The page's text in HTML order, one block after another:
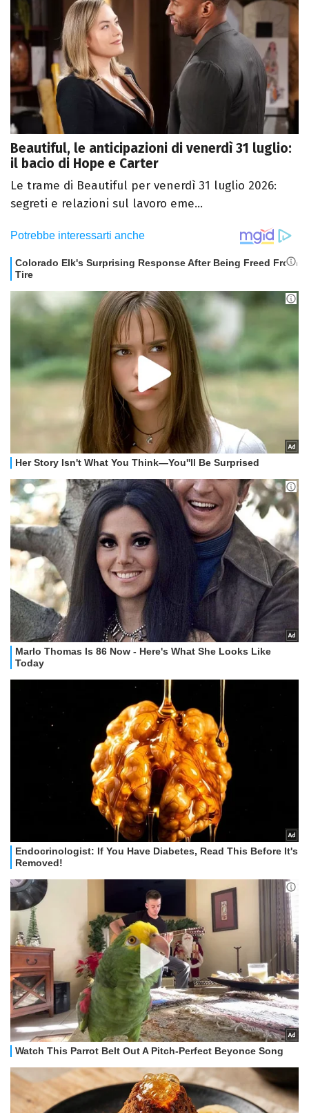
Beautiful, le anticipazioni di venerdì 31 luglio:
il bacio di Hope e Carter
Le trame di Beautiful per venerdì 31 luglio 2026:
segreti e relazioni sul lavoro eme...